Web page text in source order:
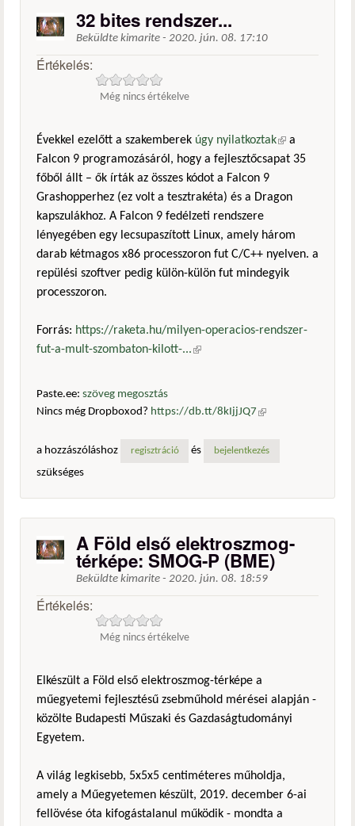
32 bites rendszer...
Beküldte kimarite - 2020. jún. 08. 17:10
Értékelés:
Még nincs értékelve
Évekkel ezelőtt a szakemberek úgy nyilatkoztak(külső
hivatkozás)
a
Falcon 9 programozásáról, hogy a fejlesztőcsapat 35
főből állt – ők írták az összes kódot a Falcon 9
Grashopperhez (ez volt a tesztrakéta) és a Dragon
kapszulákhoz. A Falcon 9 fedélzeti rendszere
lényegében egy lecsupaszított Linux, amely három
darab kétmagos x86 processzoron fut C/C++ nyelven. a
repülési szoftver pedig külön-külön fut mindegyik
processzoron.
Forrás: https://raketa.hu/milyen-operacios-rendszer-
fut-a-mult-szombaton-kilott-...(külső hivatkozás)
Paste.ee: szöveg megosztás
Nincs még Dropboxod? https://db.tt/8kIjjJQ7 (külső
a hozzászóláshoz
regisztráció és bejelentkezés
szükséges
A Föld első elektroszmog-
térképe: SMOG-P (BME)
Beküldte kimarite - 2020. jún. 08. 18:59
Értékelés:
Még nincs értékelve
Elkészült a Föld első elektroszmog-térképe a
műegyetemi fejlesztésű zsebműhold mérései alapján -
közölte Budapesti Műszaki és Gazdaságtudományi
Egyetem.
A világ legkisebb, 5x5x5 centiméteres műholdja,
amely a Műegyetemen készült, 2019. december 6-ai
fellövése óta kifogástalanul működik - mondta a